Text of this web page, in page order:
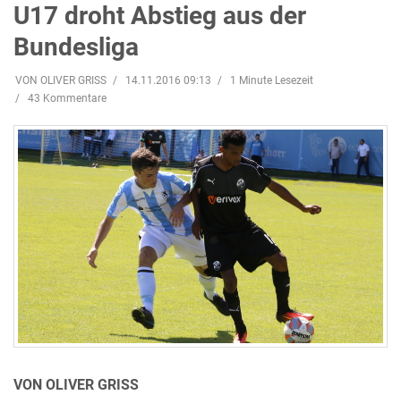
U17 droht Abstieg aus der
Bundesliga
VON OLIVER GRISS 14.11.2016 09:13
1 Minute Lesezeit
43 Kommentare
VON OLIVER GRISS